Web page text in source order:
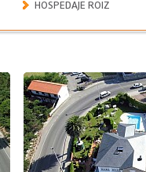
HOSPEDAJE ROIZ